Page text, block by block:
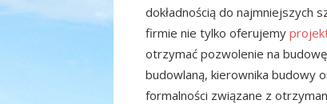
dokładnością do najmniejszych
firmie nie tylko oferujemy
otrzymać pozwolenie na
budowlaną, kierownika budowy
formalności związane z